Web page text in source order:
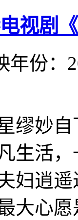
视剧
年份：
妙自
生活
妇逍
大心